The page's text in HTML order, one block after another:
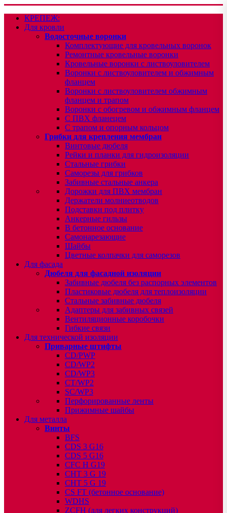
КРЕПЕЖ:
Для кровли
Водосточные воронки
Комплектующие для кровельных воронок
Ремонтные кровельные воронки
Кровельные воронки с листвоуловителем
Воронки с листвоуловителем и обжимным
фланцем
Воронки с листвоуловителем обжимным
фланцем и трапом
Воронки с обогревом и обжимным фланцем
С ПВХ фланецем
С трапом и опорным кольцом
Грибки для крепления мембран
Винтовые дюбеля
Рейки и планки для гидроизоляции
Стальные грибки
Саморезы для грибков
Забивные стальные анкера
Дорожки для ПВХ мембран
Держатели молниеотводов
Подставки под плитку
Анкерные гильзы
В бетонное основание
Самонарезающие
Шайбы
Цветные колпачки для саморезов
Для фасада
Дюбеля для фасадной изоляции
Забивные дюбеля без распорных элементов
Пластиковые дюбеля для теплоизоляции
Стальные забивные дюбеля
Адаптеры для забивных связей
Вентиляционные коробочки
Гибкие связи
Для технической изоляции
Приварные штифты
CD/PWP
CD/WP2
CD/WP3
CT/WP2
SC/WP3
Перфорированные ленты
Прижимные шайбы
Для металла
Винты
BFS
CDS 3 G16
CDS 5 G16
CFC H G19
CHT 3 G 19
CHT 5 G 19
CS FT (бетонное основание)
WDHS
ZCFH (для легких конструкций)